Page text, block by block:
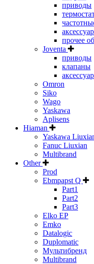
приводы
прочее
Joventa
приводы
клапаны
Omron
Siko
Wago
Yaskawa
Aplisens
Hiaman
Yaskawa
Fanuc Liuxian
Multibrand
Other
Prod
Ebmpapst Q
Part1
Part2
Part3
Elko EP
Emko
Datalogic
Duplomatic
Мультибренд
Multibrand